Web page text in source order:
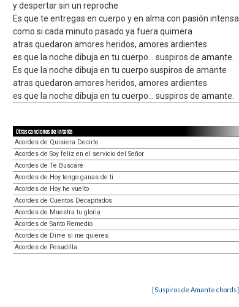
y despertar sin un reproche
Es que te entregas en cuerpo y en alma con pasión intensa
como si cada minuto pasado ya fuera quimera
atras quedaron amores heridos, amores ardientes
es que la noche dibuja en tu cuerpo... suspiros de amante.
Es que la noche dibuja en tu cuerpo suspiros de amante
atras quedaron amores heridos, amores ardientes
es que la noche dibuja en tu cuerpo... suspiros de amante.
Otras canciones de interés
Acordes de Quisiera Decirte
Acordes de Soy feliz en el servicio del Señor
Acordes de Te Buscaré
Acordes de Hoy tengo ganas de ti
Acordes de Hoy he vuelto
Acordes de Cuentos Decapitados
Acordes de Muestra tu gloria
Acordes de Santo Remedio
Acordes de Dime si me quieres
Acordes de Pesadilla
[Suspiros de Amante chords]